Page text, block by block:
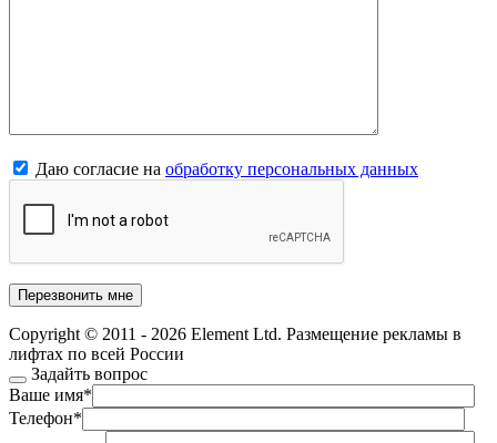
Даю согласие на обработку персональных данных
Copyright © 2011 - 2026 Element Ltd. Размещение рекламы в
лифтах по всей России
Задайть вопрос
Ваше имя*
Телефон*